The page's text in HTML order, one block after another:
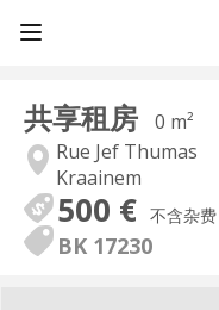
共享租房
0 m²
Rue Jef Thumas
Kraainem
500 € 不含杂费
BK 17230